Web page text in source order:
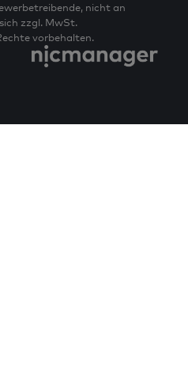
nicht an
zzgl. MwSt.
vorbehalten.